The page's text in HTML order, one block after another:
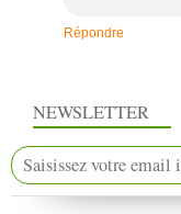
Répondre
NEWSLETTER